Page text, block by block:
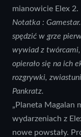
mianowicie Elex 2.
Notatka :
spędzić w grze
wywiad z twórcami,
opierało się na ich
rozgrywki,
Pankratz.
„Planeta Magalan
wydarzeniach z
nowe powstały.